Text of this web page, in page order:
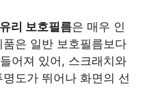
리 보호필름은 매우 인
은 일반 보호필름보다
어져 있어, 스크래치와
명도가 뛰어나 화면의 선